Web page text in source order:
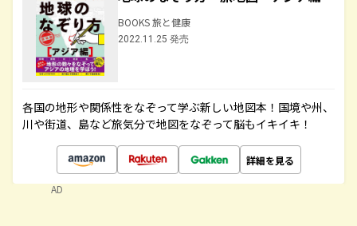
BOOKS 旅と健康
2022.11.25 発売
各国の地形や関係性をなぞって学ぶ新しい地図本！国境や州、
川や街道、島など旅気分で地図をなぞって脳もイキイキ！
詳細を見る
AD